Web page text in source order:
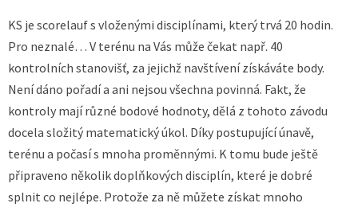
KS je scorelauf s vloženými disciplínami, který trvá 20 hodin.
Pro neznalé… V terénu na Vás může čekat např. 40
kontrolních stanovišť, za jejichž navštívení získáváte body.
Není dáno pořadí a ani nejsou všechna povinná. Fakt, že
kontroly mají různé bodové hodnoty, dělá z tohoto závodu
docela složitý matematický úkol. Díky postupující únavě,
terénu a počasí s mnoha proměnnými. K tomu bude ještě
připraveno několik doplňkových disciplín, které je dobré
splnit co nejlépe. Protože za ně můžete získat mnoho